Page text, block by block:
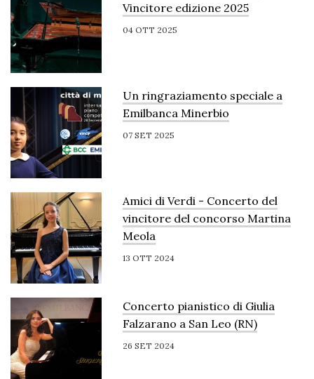
Vincitore edizione 2025
04 OTT 2025
Un ringraziamento speciale a
Emilbanca Minerbio
07 SET 2025
Amici di Verdi - Concerto del
vincitore del concorso Martina
Meola
13 OTT 2024
Concerto pianistico di Giulia
Falzarano a San Leo (RN)
26 SET 2024